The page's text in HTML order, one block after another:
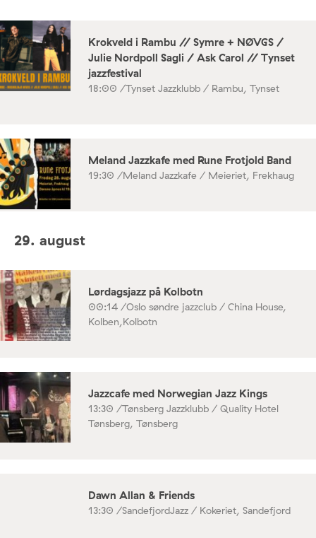
Krokveld i Rambu // Symre + NØVGS /
Julie Nordpoll Sagli / Ask Carol // Tynset
jazzfestival
18:00 /Tynset Jazzklubb / Rambu, Tynset
Meland Jazzkafe med Rune Frotjold Band
19:30 /Meland Jazzkafe / Meieriet, Frekhaug
29. august
Lørdagsjazz på Kolbotn
00:14 /Oslo søndre jazzclub / China House,
Kolben,Kolbotn
Jazzcafe med Norwegian Jazz Kings
13:30 /Tønsberg Jazzklubb / Quality Hotel
Tønsberg, Tønsberg
Dawn Allan & Friends
13:30 /SandefjordJazz / Kokeriet, Sandefjord